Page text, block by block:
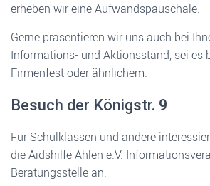
erheben wir eine Aufwandspauschale.
Gerne präsentieren wir uns auch bei
Informations- und Aktionsstand, sei es
Firmenfest oder ähnlichem.
Besuch der Königstr. 9
Für Schulklassen und andere
die Aidshilfe Ahlen e.V.
Beratungsstelle an.